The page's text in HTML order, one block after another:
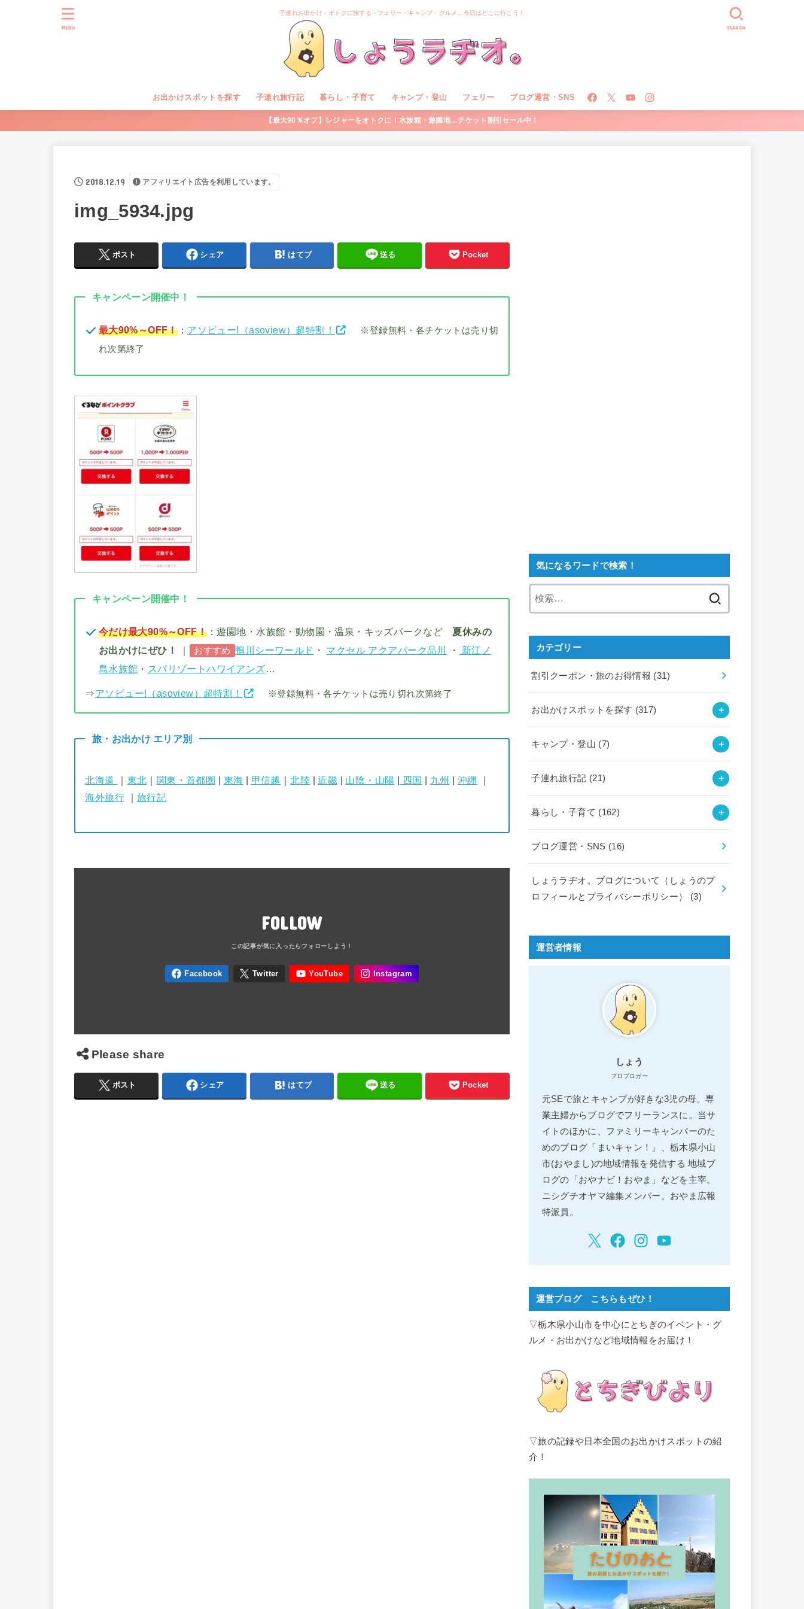
子連れお出かけ・オトクに旅する・フェリー・キャンプ・グルメ…今日はどこに行こう！
お出かけスポットを探す 子連れ旅行記 暮らし・子育て キャンプ・登山 フェリー ブログ運営・SNS
SEARCH
MENU
【最大90％オフ】レジャーをオトクに！水族館・遊園地…チケット割引セール中！
2018.12.19 アフィリエイト広告を利用しています。
img_5934.jpg
ポスト シェア はてブ 送る Pocket
キャンペーン開催中！
最大90%～OFF！： アソビュー!（asoview）超特割！
※登録無料・各チケットは売り切
れ次第終了
キャンペーン開催中！
今だけ最大90%～OFF！ ：遊園地・水族館・動物園・温泉・キッズパークなど夏休みの
お出かけにぜひ！
｜ おすすめ 鴨川シーワールド ・ マクセル アクアパーク品川 ・
新江ノ
島水族館 ・ スパリゾートハワイアンズ…
⇒アソビュー!（asoview）超特割！ ※登録無料・各チケットは売り切れ次第終了
旅・お出かけ エリア別
北海道 ｜ 東北 ｜ 関東・首都圏 | 東海 | 甲信越 ｜北陸 |近畿 | 山陰・山陽 | 四国 | 九州 | 沖縄 ｜
海外旅行 ｜ 旅行記
FOLLOW
Please share
ポスト シェア はてブ 送る Pocket
気になるワードで検索！
カテゴリー
割引クーポン・旅のお得情報 (31)
お出かけスポットを探す (317)
キャンプ・登山 (7)
子連れ旅行記 (21)
暮らし・子育て (162)
ブログ運営・SNS (16)
しょうラヂオ。ブログについて（しょうのプ
ロフィールとプライバシーポリシー） (3)
運営者情報
しょう
プロブロガー
元SEで旅とキャンプが好きな3児の母。専
業主婦からブログでフリーランスに。当サ
イトのほかに、ファミリーキャンパーのた
めのブログ「まいキャン！」、栃木県小山
市(おやまし)の地域情報を発信する 地域ブ
ログの「おやナビ！おやま」などを主宰。
ニシグチオヤマ編集メンバー。おやま広報
特派員。
運営ブログ こちらもぜひ！
▽栃木県小山市を中心にとちぎのイベント・グ
ルメ・お出かけなど地域情報をお届け！
▽旅の記録や日本全国のお出かけスポットの紹
介！